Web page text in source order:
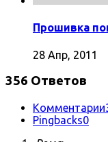
Прошивка
28 Апр, 2011
356 Ответов
Комментарии
Pingbacks0